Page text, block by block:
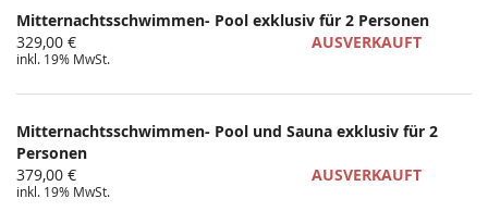
Mitternachtsschwimmen- Pool exklusiv für 2 Personen
329,00 €
inkl. 19% MwSt.
AUSVERKAUFT
Mitternachtsschwimmen- Pool und Sauna exklusiv für 2
Personen
379,00 €
inkl. 19% MwSt.
AUSVERKAUFT